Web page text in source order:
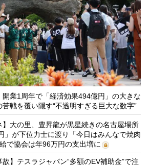
開業1周年で「経済効果494億円」の大きな
戦を覆い隠す“不透明すぎる巨大な数字”
】大の里、豊昇龍が黒星続きの名古屋場所
」が下位力士に渡り「今日はみんなで焼肉
で協会は年96万円の支出増に
故】テスラジャパン“多額のEV補助金”で注